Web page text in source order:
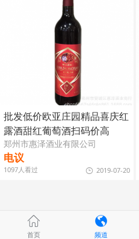
批发低价欧亚庄园精品喜庆红
露酒甜红葡萄酒扫码价高
郑州市惠泽酒业有限公司
电议
1097人看过 2019-07-20
首页 频道